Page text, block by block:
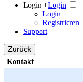
Login +Login
Login
Registrieren
Support
Zurück
Kontakt